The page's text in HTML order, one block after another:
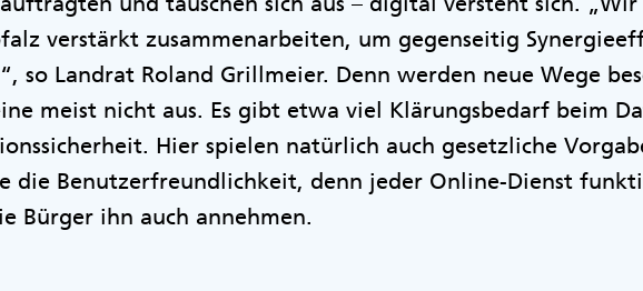
verstärkt zusammenarbeiten, um gegenseitig
so Landrat Roland Grillmeier. Denn werden neue Wege
meist nicht aus. Es gibt etwa viel Klärungsbedarf beim
Hier spielen natürlich auch gesetzliche
die Benutzerfreundlichkeit, denn jeder Online-Dienst
Bürger ihn auch annehmen.